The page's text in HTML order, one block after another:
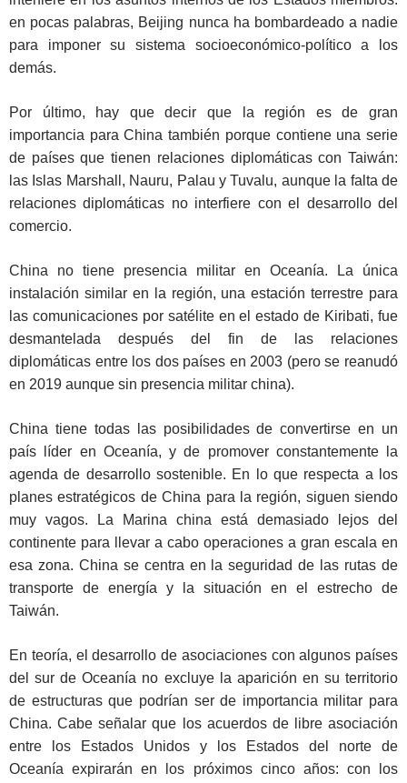
en pocas palabras, Beijing nunca ha bombardeado a nadie
para imponer su sistema socioeconómico-político a los
demás.
Por último, hay que decir que la región es de gran
importancia para China también porque contiene una serie
de países que tienen relaciones diplomáticas con Taiwán:
las Islas Marshall, Nauru, Palau y Tuvalu, aunque la falta de
relaciones diplomáticas no interfiere con el desarrollo del
comercio.
China no tiene presencia militar en Oceanía. La única
instalación similar en la región, una estación terrestre para
las comunicaciones por satélite en el estado de Kiribati, fue
desmantelada después del fin de las relaciones
diplomáticas entre los dos países en 2003 (pero se reanudó
en 2019 aunque sin presencia militar china).
China tiene todas las posibilidades de convertirse en un
país líder en Oceanía, y de promover constantemente la
agenda de desarrollo sostenible. En lo que respecta a los
planes estratégicos de China para la región, siguen siendo
muy vagos. La Marina china está demasiado lejos del
continente para llevar a cabo operaciones a gran escala en
esa zona. China se centra en la seguridad de las rutas de
transporte de energía y la situación en el estrecho de
Taiwán.
En teoría, el desarrollo de asociaciones con algunos países
del sur de Oceanía no excluye la aparición en su territorio
de estructuras que podrían ser de importancia militar para
China. Cabe señalar que los acuerdos de libre asociación
entre los Estados Unidos y los Estados del norte de
Oceanía expirarán en los próximos cinco años: con los